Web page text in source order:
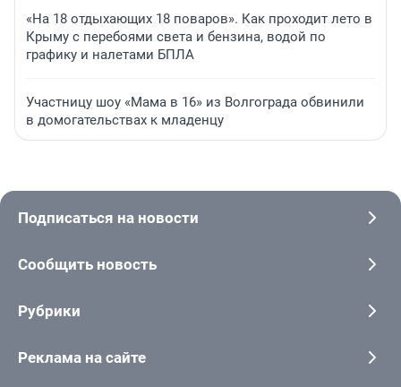
«На 18 отдыхающих 18 поваров». Как проходит лето в
Крыму с перебоями света и бензина, водой по
графику и налетами БПЛА
Участницу шоу «Мама в 16» из Волгограда обвинили
в домогательствах к младенцу
Подписаться на новости
Сообщить новость
Рубрики
Реклама на сайте